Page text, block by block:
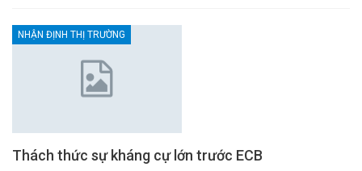
NHẬN ĐỊNH THỊ TRƯỜNG
Thách thức sự kháng cự lớn trước ECB